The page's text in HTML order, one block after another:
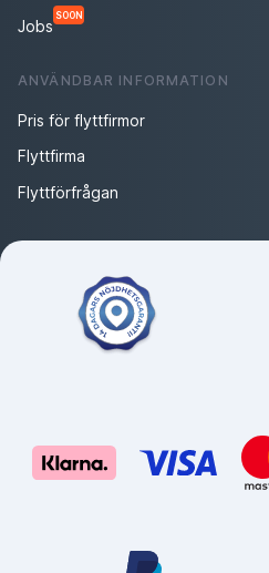
Jobs
SOON
ANVÄNDBAR INFORMATION
Pris för flyttfirmor
Flyttfirma
Flyttförfrågan